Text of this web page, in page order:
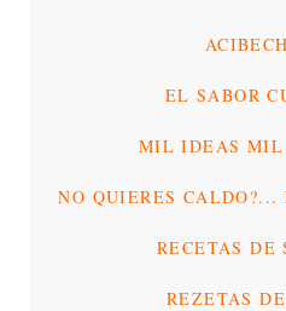
EL SABOR
MIL IDEAS MIL
NO QUIERES CALDO?...
RECETAS DE
REZETAS